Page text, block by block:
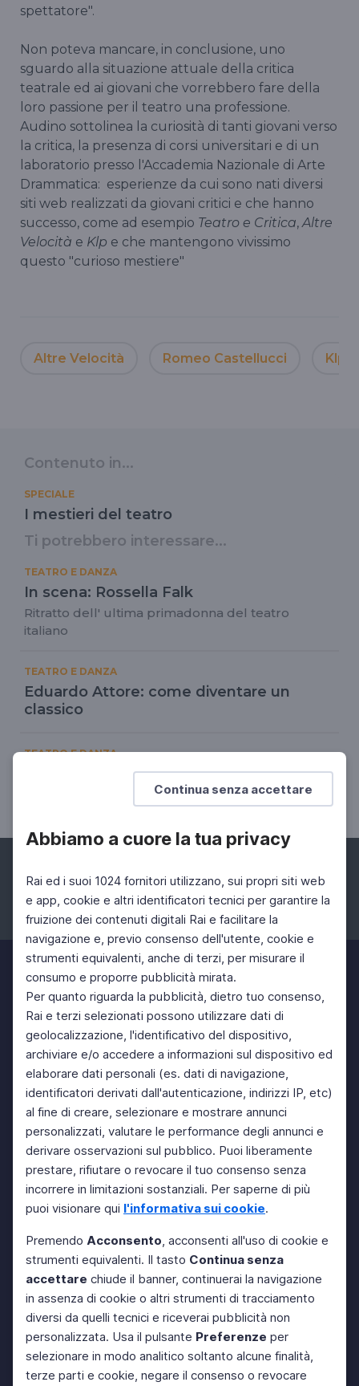
Continua senza accettare
Abbiamo a cuore la tua privacy
Rai ed i suoi 1024 fornitori utilizzano, sui propri siti web
e app, cookie e altri identificatori tecnici per garantire la
fruizione dei contenuti digitali Rai e facilitare la
navigazione e, previo consenso dell'utente, cookie e
strumenti equivalenti, anche di terzi, per misurare il
consumo e proporre pubblicità mirata.
Per quanto riguarda la pubblicità, dietro tuo consenso,
Rai e terzi selezionati possono utilizzare dati di
geolocalizzazione, l'identificativo del dispositivo,
archiviare e/o accedere a informazioni sul dispositivo ed
elaborare dati personali (es. dati di navigazione,
identificatori derivati dall'autenticazione, indirizzi IP, etc)
al fine di creare, selezionare e mostrare annunci
personalizzati, valutare le performance degli annunci e
derivare osservazioni sul pubblico. Puoi liberamente
prestare, rifiutare o revocare il tuo consenso senza
incorrere in limitazioni sostanziali. Per saperne di più
puoi visionare qui l'informativa sui cookie.
Premendo Acconsento, acconsenti all'uso di cookie e
strumenti equivalenti. Il tasto Continua senza
accettare chiude il banner, continuerai la navigazione
in assenza di cookie o altri strumenti di tracciamento
diversi da quelli tecnici e riceverai pubblicità non
personalizzata. Usa il pulsante Preferenze per
selezionare in modo analitico soltanto alcune finalità,
terze parti e cookie, negare il consenso o revocare
spettatore".
Non poteva mancare, in conclusione, uno
sguardo alla situazione attuale della critica
teatrale ed ai giovani che vorrebbero fare della
loro passione per il teatro una professione.
Audino sottolinea la curiosità di tanti giovani verso
la critica, la presenza di corsi universitari e di un
laboratorio presso l'Accademia Nazionale di Arte
Drammatica: esperienze da cui sono nati diversi
siti web realizzati da giovani critici e che hanno
successo, come ad esempio Teatro e Critica,Altre
Velocità e Klp e che mantengono vivissimo
questo "curioso mestiere"
Altre Velocità Romeo Castellucci Klp
Contenuto in...
SPECIALE
I mestieri del teatro
Ti potrebbero interessare...
TEATRO E DANZA
In scena: Rossella Falk
Ritratto dell' ultima primadonna del teatro
italiano
TEATRO E DANZA
Eduardo Attore: come diventare un
classico
TEATRO E DANZA
Eduardo drammaturgo: come diventare
Facebook Instagram Twitter